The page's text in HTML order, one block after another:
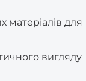
для
вигляду